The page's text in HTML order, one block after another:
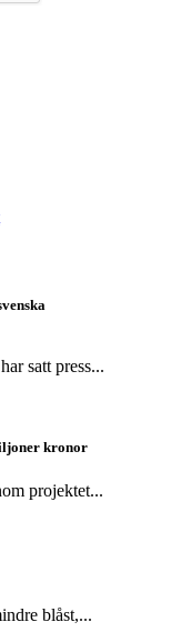
satt press...
kronor
projektet...
blåst,...